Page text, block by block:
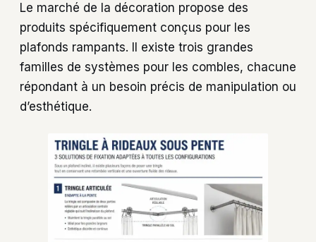
Le marché de la décoration propose des
produits spécifiquement conçus pour les
plafonds rampants. Il existe trois grandes
familles de systèmes pour les combles, chacune
répondant à un besoin précis de manipulation ou
d’esthétique.